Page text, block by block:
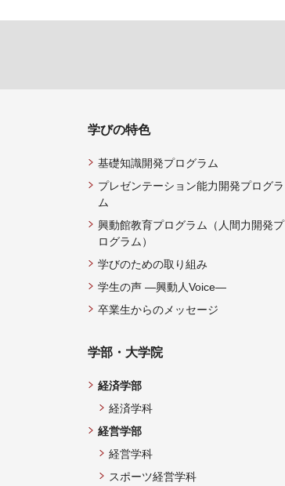
学びの特色
基礎知識開発プログラム
プレゼンテーション能力開発プログラ
ム
興動館教育プログラム（人間力開発プ
ログラム）
学びのための取り組み
学生の声 —興動人Voice—
卒業生からのメッセージ
学部・大学院
経済学部
経済学科
経営学部
経営学科
スポーツ経営学科